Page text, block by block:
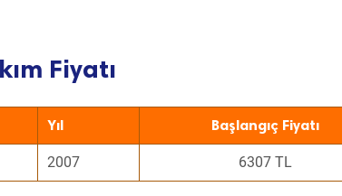
Fiyatı
Yıl Başlangıç Fiyatı
2007 6307 TL